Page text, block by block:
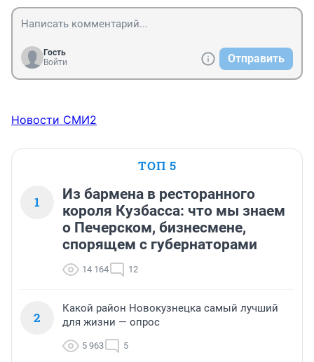
Гость
Войти
Отправить
Новости СМИ2
ТОП 5
1
Из бармена в ресторанного
короля Кузбасса: что мы знаем
о Печерском, бизнесмене,
спорящем с губернаторами
14 164 12
2
Какой район Новокузнецка самый лучший
для жизни — опрос
5 963 5